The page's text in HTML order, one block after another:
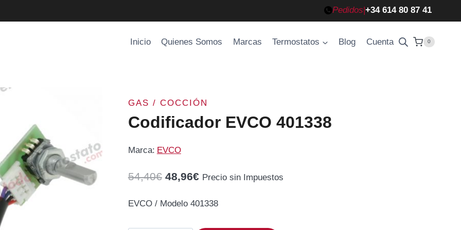
Pedidos|+34 614 80 87 41
Inicio Quienes Somos Marcas Termostatos Blog Cuenta 0
GAS / COCCIÓN
Codificador EVCO 401338
Marca: EVCO
54,40€ El
48,96€ElPrecio sin Impuestos
EVCO / Modelo 401338